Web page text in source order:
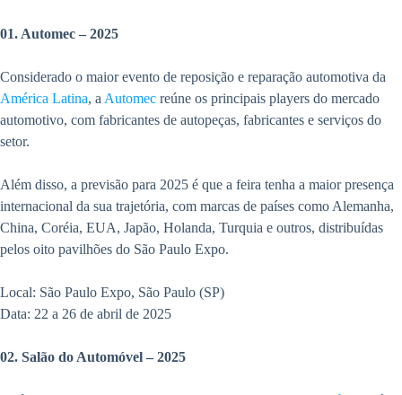
01. Automec – 2025
Considerado o maior evento de reposição e reparação automotiva da
América Latina, aAutomec reúne os principais players do mercado
automotivo, com fabricantes de autopeças, fabricantes e serviços do
setor.
Além disso, a previsão para 2025 é que a feira tenha a maior presença
internacional da sua trajetória, com marcas de países como Alemanha,
China, Coréia, EUA, Japão, Holanda, Turquia e outros, distribuídas
pelos oito pavilhões do São Paulo Expo.
Local: São Paulo Expo, São Paulo (SP)
Data: 22 a 26 de abril de 2025
02. Salão do Automóvel – 2025